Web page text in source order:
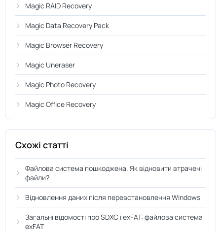
Magic RAID Recovery
Magic Data Recovery Pack
Magic Browser Recovery
Magic Uneraser
Magic Photo Recovery
Magic Office Recovery
Схожі статті
Файлова система пошкоджена. Як відновити втрачені
файли?
Відновлення даних після перевстановлення Windows
Загальні відомості про SDXC і exFAT: файлова система
exFAT